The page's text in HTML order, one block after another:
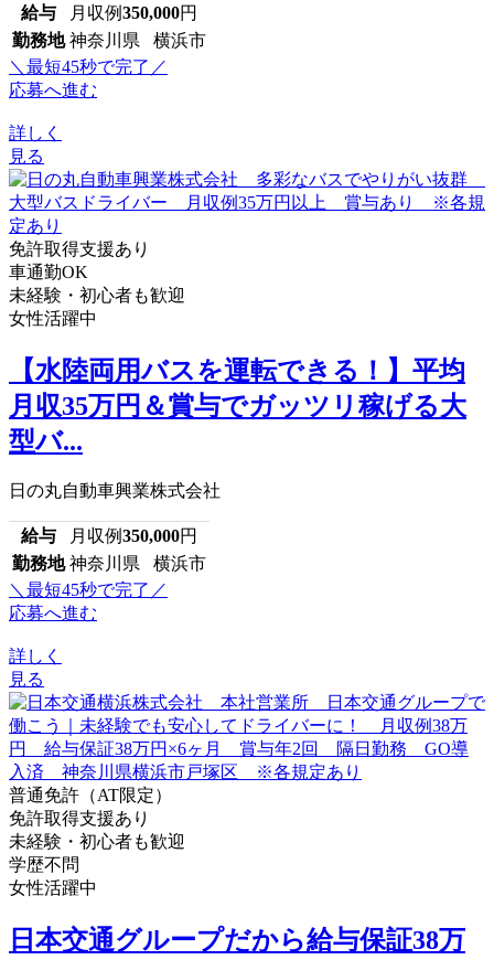
給与 月収例350,000円
勤務地 神奈川県 横浜市
＼最短45秒で完了／
応募へ進む
詳しく
見る
免許取得支援あり
車通勤OK
未経験・初心者も歓迎
女性活躍中
【水陸両用バスを運転できる！】平均
月収35万円＆賞与でガッツリ稼げる大
型バ...
日の丸自動車興業株式会社
給与 月収例350,000円
勤務地 神奈川県 横浜市
＼最短45秒で完了／
応募へ進む
詳しく
見る
普通免許（AT限定）
免許取得支援あり
未経験・初心者も歓迎
学歴不問
女性活躍中
日本交通グループだから給与保証38万